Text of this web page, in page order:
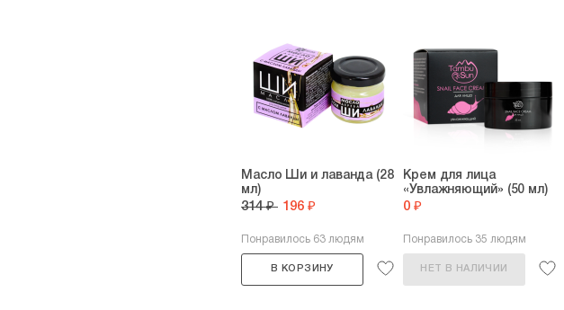
Масло Ши и лаванда (28
мл)
314 ₽ 196 ₽
Понравилось 63 людям
В КОРЗИНУ
Крем для лица
«Увлажняющий» (50 мл)
0 ₽
Понравилось 35 людям
НЕТ В НАЛИЧИИ